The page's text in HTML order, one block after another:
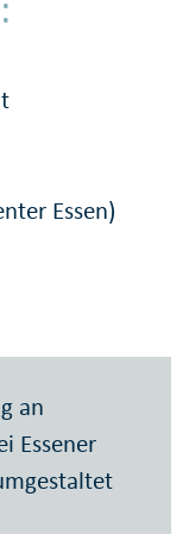
Essen)
an
Essener